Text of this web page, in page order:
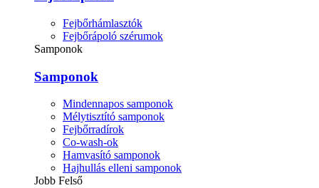
Fejbőrhámlasztók
Fejbőrápoló szérumok
Samponok
Samponok
Mindennapos samponok
Mélytisztító samponok
Fejbőrradírok
Co-wash-ok
Hamvasító samponok
Hajhullás elleni samponok
Jobb Felső